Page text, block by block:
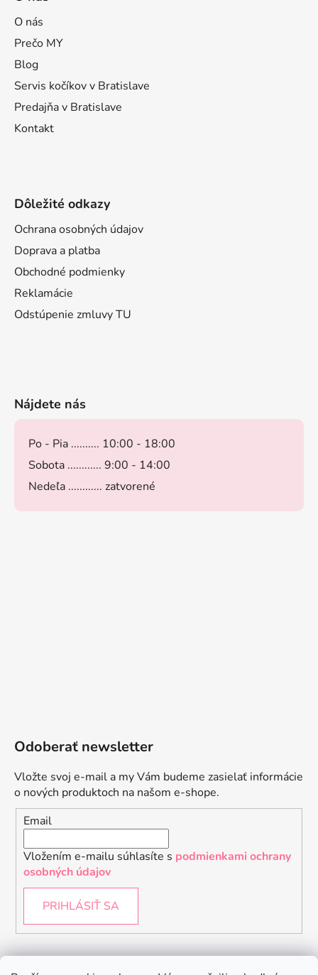
O nás
Prečo MY
Blog
Servis kočíkov v Bratislave
Predajňa v Bratislave
Kontakt
Dôležité odkazy
Ochrana osobných údajov
Doprava a platba
Obchodné podmienky
Reklamácie
Odstúpenie zmluvy TU
Nájdete nás
Po - Pia .......... 10:00 - 18:00
Sobota ............ 9:00 - 14:00
Nedeľa ............ zatvorené
Odoberať newsletter
Vložte svoj e-mail a my Vám budeme zasielať informácie
o nových produktoch na našom e-shope.
Email
Vložením e-mailu súhlasíte s podmienkami ochrany
osobných údajov
PRIHLÁSIŤ SA
Instagram